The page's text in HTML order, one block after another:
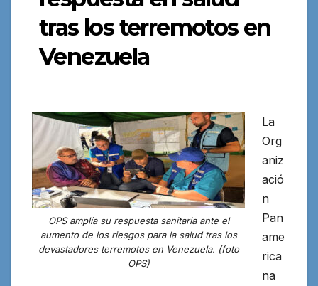
tras los terremotos en
Venezuela
OPS amplía su respuesta sanitaria ante el
aumento de los riesgos para la salud tras los
devastadores terremotos en Venezuela. (foto
OPS)
La
Org
aniz
ació
n
Pan
ame
rica
na